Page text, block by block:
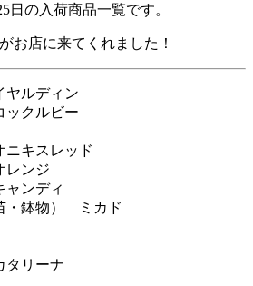
日の入荷商品一覧です。
お店に来てくれました！
ルディン
クルビー
キスレッド
ンジ
ンディ
・鉢物） ミカド
リーナ